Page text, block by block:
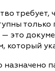
требует,
это
который
назначено